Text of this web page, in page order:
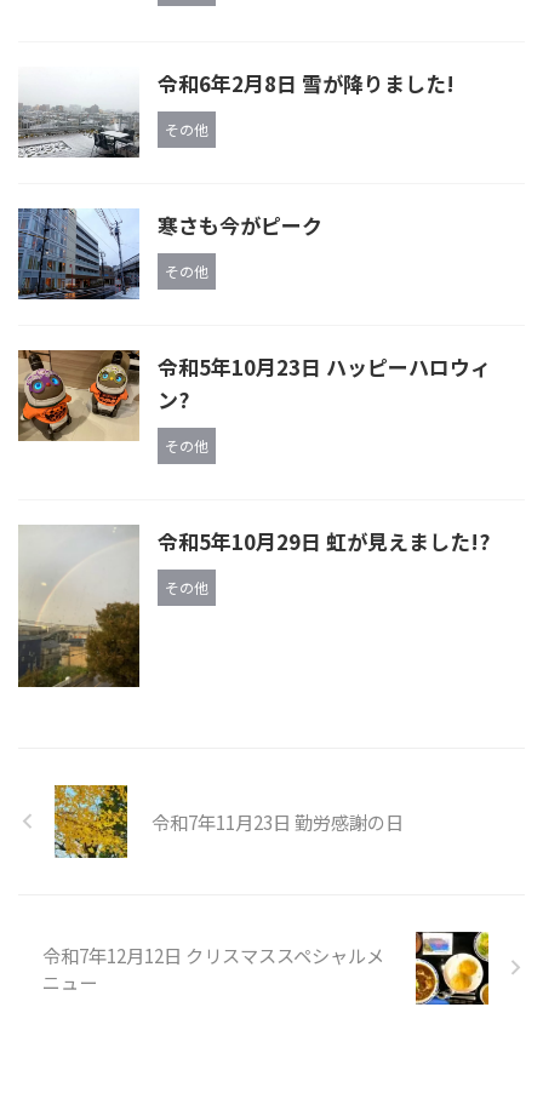
令和6年2月8日 雪が降りました!
その他
寒さも今がピーク
その他
令和5年10月23日 ハッピーハロウィ
ン?
その他
令和5年10月29日 虹が見えました!?
その他
令和7年11月23日 勤労感謝の日
令和7年12月12日 クリスマススペシャルメ
ニュー